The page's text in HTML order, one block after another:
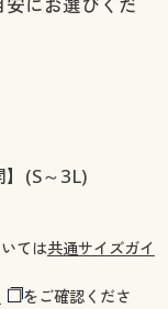
】(S～3L)
ては共通サイズガイ
をご確認くださ